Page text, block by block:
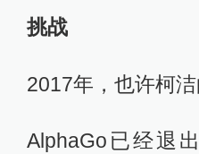
挑战
2017年，也许柯洁
AlphaGo已经退